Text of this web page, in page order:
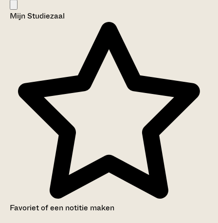
Mijn Studiezaal
Favoriet of een notitie maken